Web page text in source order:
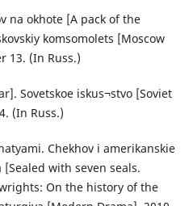
na okhote [A pack of the
komsomolets [Moscow
13. (In Russ.)
Sovetskoe iskus¬stvo [Soviet
(In Russ.)
Chekhov i amerikanskie
with seven seals.
On the history of the